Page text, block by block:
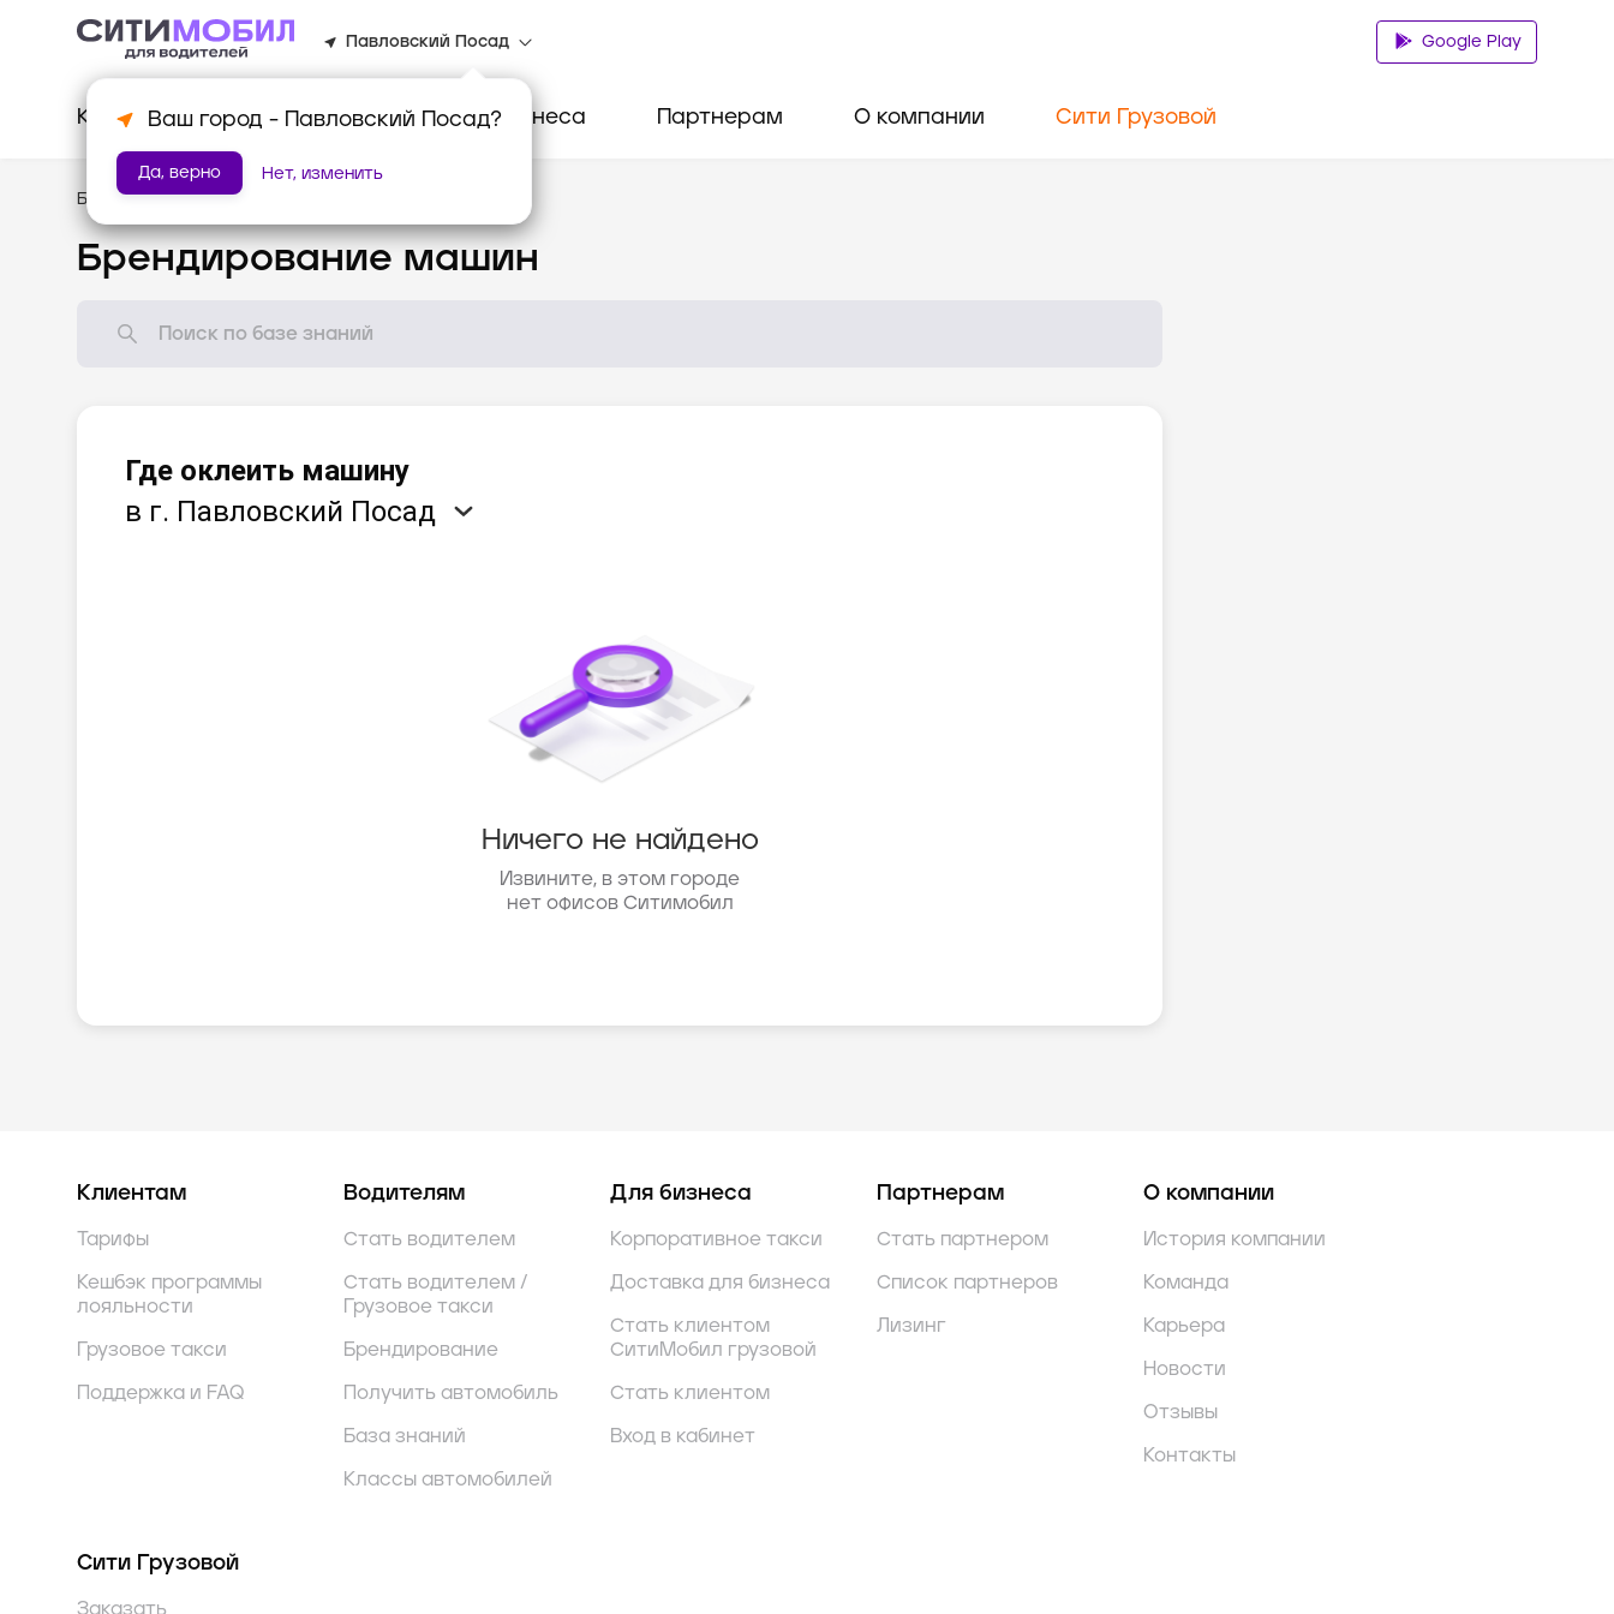
Павловский Посад
Ваш город - Павловский Посад?
Да, верно Нет, изменить
Google Play
Клиентам Водителям Для бизнеса Партнерам О компании Сити Грузовой
База знаний /Мотивация
Брендирование машин
Где оклеить машину
в г. Павловский Посад
Ничего не найдено
Извините, в этом городе
нет офисов Ситимобил
Клиентам
Тарифы
Кешбэк программы
лояльности
Грузовое такси
Поддержка и FAQ
Водителям
Стать водителем
Стать водителем /
Грузовое такси
Брендирование
Получить автомобиль
База знаний
Классы автомобилей
Для бизнеса
Корпоративное такси
Доставка для бизнеса
Стать клиентом
СитиМобил грузовой
Стать клиентом
Вход в кабинет
Партнерам
Стать партнером
Список партнеров
Лизинг
О компании
История компании
Команда
Карьера
Новости
Отзывы
Контакты
Сити Грузовой
Заказать